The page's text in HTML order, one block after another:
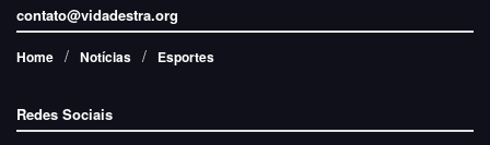
contato@vidadestra.org
Home Notícias Esportes
Redes Sociais